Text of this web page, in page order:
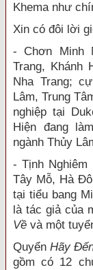
Khema như
Xin có đôi lời
- Chơn Minh
Trang, Khánh
Nha Trang;
Lâm, Trung
nghiệp tại
Hiện đang
ngành Thủy
- Tịnh Nghiêm
Tây Mỗ, Hà
tại tiểu bang
là tác giả của
Về và một
QuyểnHãy
gồm có 12